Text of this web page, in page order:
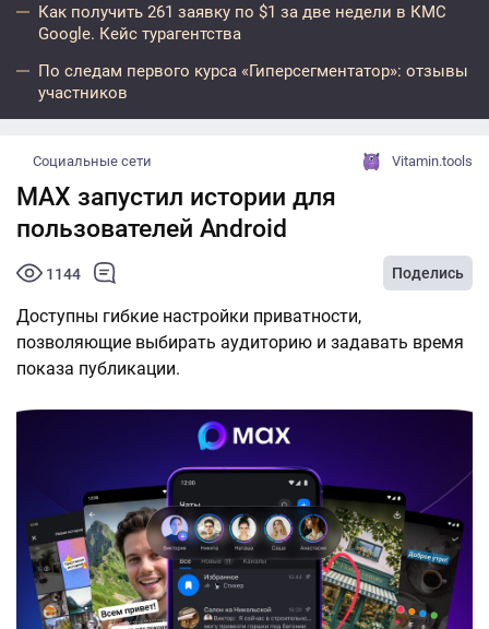
Как получить 261 заявку по $1 за две недели в КМС
Google. Кейс турагентства
По следам первого курса «Гиперсегментатор»: отзывы
участников
Социальные сети Vitamin.tools
МАХ запустил истории для
пользователей Android
1144 Поделись
Доступны гибкие настройки приватности,
позволяющие выбирать аудиторию и задавать время
показа публикации.